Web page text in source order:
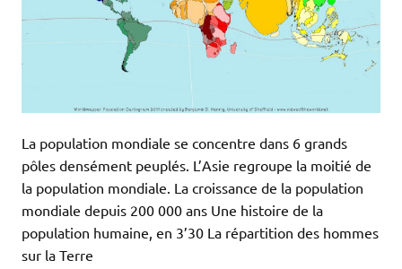
La population mondiale se concentre dans 6 grands
pôles densément peuplés. L’Asie regroupe la moitié de
la population mondiale. La croissance de la population
mondiale depuis 200 000 ans Une histoire de la
population humaine, en 3’30 La répartition des hommes
sur la Terre